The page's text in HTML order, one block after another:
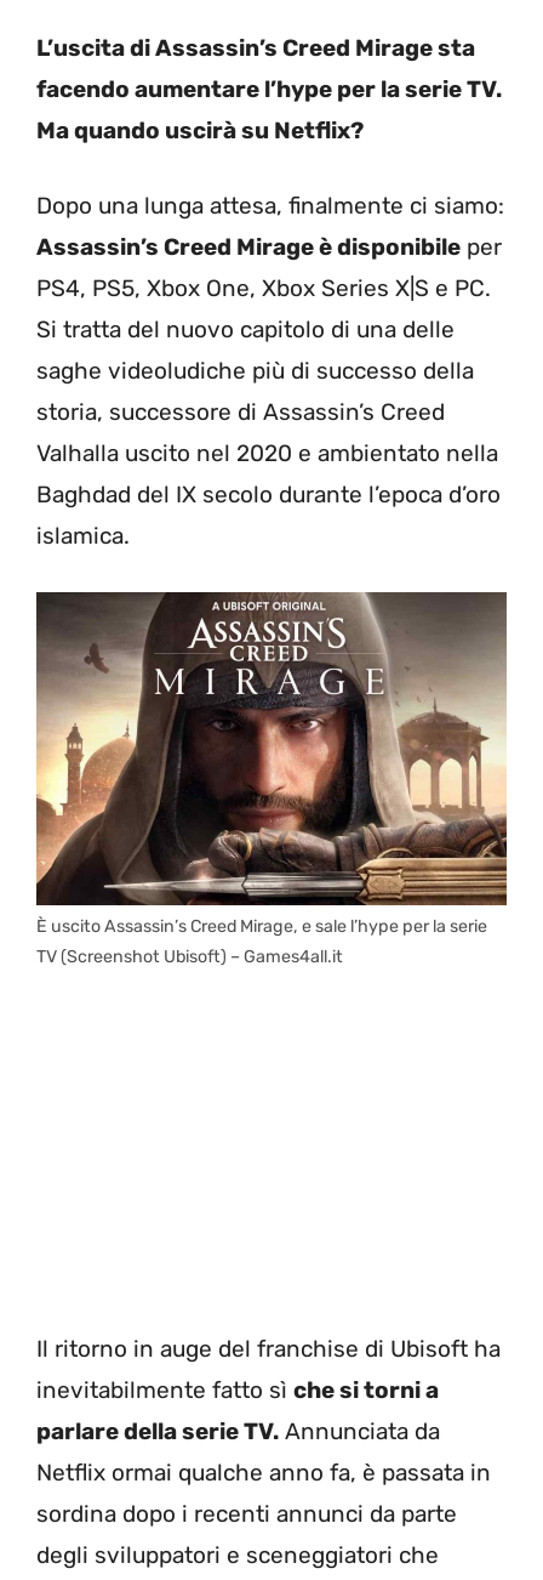
L’uscita di Assassin’s Creed Mirage sta
facendo aumentare l’hype per la serie TV.
Ma quando uscirà su Netflix?
Dopo una lunga attesa, finalmente ci siamo:
Assassin’s Creed Mirage è disponibile per
PS4, PS5, Xbox One, Xbox Series X|S e PC.
Si tratta del nuovo capitolo di una delle
saghe videoludiche più di successo della
storia, successore di Assassin’s Creed
Valhalla uscito nel 2020 e ambientato nella
Baghdad del IX secolo durante l’epoca d’oro
islamica.
È uscito Assassin’s Creed Mirage, e sale l’hype per la serie
TV (Screenshot Ubisoft) – Games4all.it
Il ritorno in auge del franchise di Ubisoft ha
inevitabilmente fatto sì che si torni a
parlare della serie TV. Annunciata da
Netflix ormai qualche anno fa, è passata in
sordina dopo i recenti annunci da parte
degli sviluppatori e sceneggiatori che